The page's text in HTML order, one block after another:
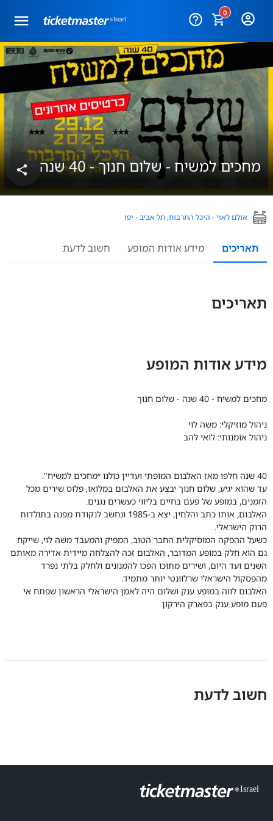
0
help_outline
מחכים למשיח - שלום חנוך - 40 שנה share
אולם לאוי - היכל התרבות, תל אביב - יפו
תאריכים מידע אודות המופע חשוב לדעת
תאריכים
מידע אודות המופע
מחכים למשיח - 40 שנה - שלום חנוך
ניהול מוזיקלי: משה לוי
ניהול אומנותי: לואי להב
40 שנה חלפו מאז האלבום המופתי ועדיין כולנו ״מחכים למשיח".
עד שהוא יגיע, שלום חנוך יבצע את האלבום במלואו, פלוס שירים מכל
הזמנים, במופע של פעם בחיים בליווי כעשרים נגנים.
האלבום, אותו כתב והלחין, יצא ב-1985 ונחשב לנקודת מפנה בתולדות
הרוק הישראלי.
כשעל ההפקה המוסיקלית החבר הטוב, המפיק והמעבד משה לוי, שייקח
גם הוא חלק במופע המדובר, האלבום זכה להצלחה מיידית אדירה מאותם
השנים ועד היום, ושירים מתוכו הפכו להמנונים ולחלק בלתי נפרד
מהפסקול הישראלי שרלוונטי יותר מתמיד.
האלבום לווה במופע ענק ושלום היה לאמן הישראלי הראשון שפתח אי
פעם מופע ענק בפארק הירקון.
חשוב לדעת